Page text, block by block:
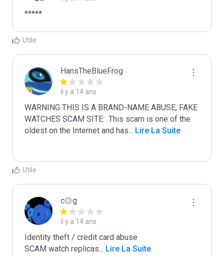
*****
Utile
HansTheBlueFrog
il y a 14 ans
WARNING THIS IS A BRAND-NAME ABUSE, FAKE
WATCHES SCAM SITE:  This scam is one of the
oldest on the Internet and has... Lire La Suite
Utile
c۞g
il y a 14 ans
Identity theft / credit card abuse
SCAM watch replicas... Lire La Suite